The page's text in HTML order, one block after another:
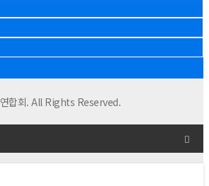
합회. All Rights Reserved.